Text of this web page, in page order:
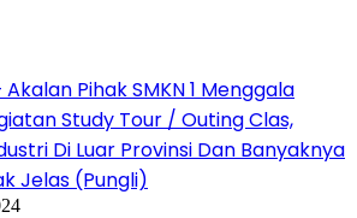
Pihak SMKN 1 Menggala
Study Tour / Outing Clas,
Di Luar Provinsi Dan Banyaknya
Jelas (Pungli)